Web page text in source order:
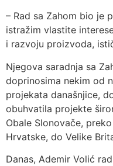
– Rad sa Zahom bio je
istražim vlastite
i razvoju proizvoda,
Njegova saradnja sa
doprinosima nekim od
projekata današnjice,
obuhvatila projekte
Obale Slonovače,
Hrvatske, do Velike
Danas, Ademir Volić